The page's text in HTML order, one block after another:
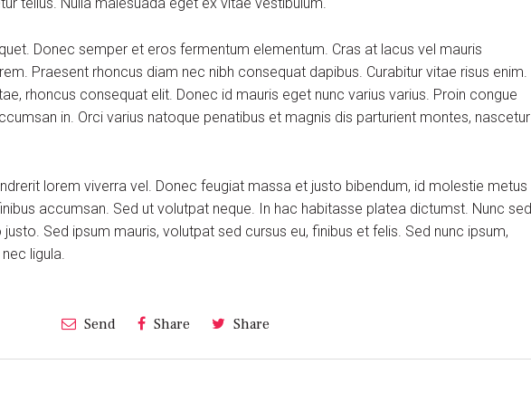
Donec semper et eros fermentum elementum. Cras at lacus vel mauris
Praesent rhoncus diam nec nibh consequat dapibus. Curabitur vitae risus enim.
rhoncus consequat elit. Donec id mauris eget nunc varius varius. Proin congue
in. Orci varius natoque penatibus et magnis dis parturient montes, nascetur
lorem viverra vel. Donec feugiat massa et justo bibendum, id molestie metus
accumsan. Sed ut volutpat neque. In hac habitasse platea dictumst. Nunc sed
Sed ipsum mauris, volutpat sed cursus eu, finibus et felis. Sed nunc ipsum,
ligula.
Send Share Share